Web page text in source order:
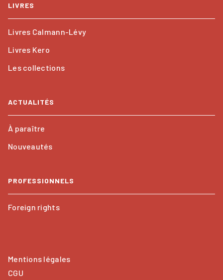
LIVRES
Livres Calmann-Lévy
Livres Kero
Les collections
ACTUALITÉS
À paraître
Nouveautés
PROFESSIONNELS
Foreign rights
Mentions légales
CGU